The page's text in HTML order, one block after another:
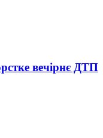
вечірнє ДТП